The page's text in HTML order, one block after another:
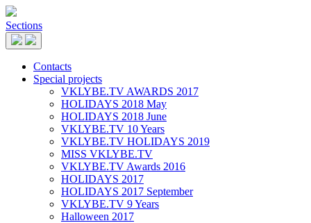
Sections
Contacts
Special projects
VKLYBE.TV AWARDS 2017
HOLIDAYS 2018 May
HOLIDAYS 2018 June
VKLYBE.TV 10 Years
VKLYBE.TV HOLIDAYS 2019
MISS VKLYBE.TV
VKLYBE.TV Awards 2016
HOLIDAYS 2017
HOLIDAYS 2017 September
VKLYBE.TV 9 Years
Halloween 2017